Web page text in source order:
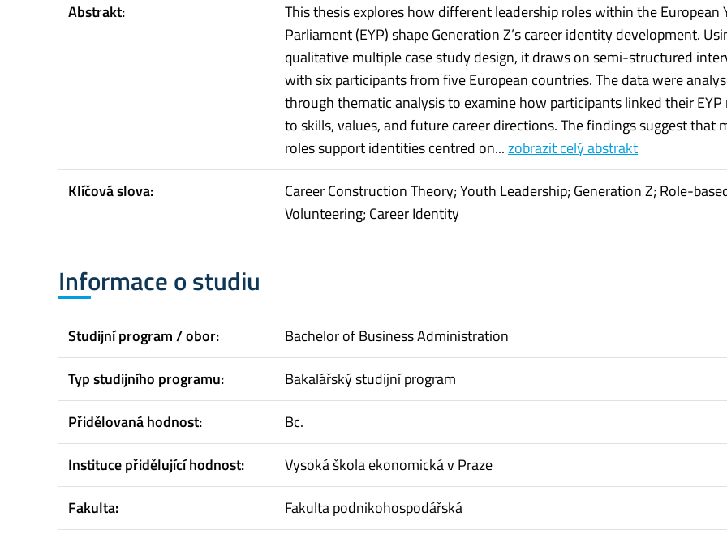
Abstrakt:
This thesis explores how different leadership roles within the European
Parliament (EYP) shape Generation Z’s career identity development.
qualitative multiple case study design, it draws on semi-structured
with six participants from five European countries. The data were
through thematic analysis to examine how participants linked their EYP
to skills, values, and future career directions. The findings suggest that
roles support identities centred on...zobrazit celý abstrakt
Klíčová slova:
Career Construction Theory; Youth Leadership; Generation Z; Role-
Volunteering; Career Identity
Informace o studiu
Studijní program / obor:
Bachelor of Business Administration
Typ studijního programu:
Bakalářský studijní program
Přidělovaná hodnost:
Bc.
Instituce přidělující hodnost:
Vysoká škola ekonomická v Praze
Fakulta:
Fakulta podnikohospodářská